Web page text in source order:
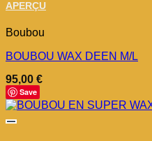
APERÇU
Boubou
BOUBOU WAX DEEN M/L
95,00 €
Save